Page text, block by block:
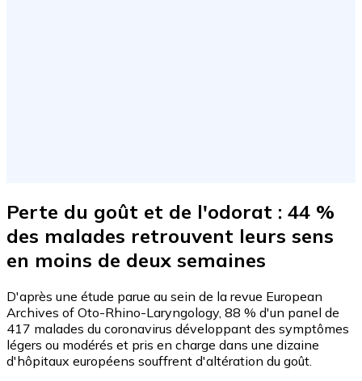
Perte du goût et de l'odorat : 44 %
des malades retrouvent leurs sens
en moins de deux semaines
D'après une étude parue au sein de la revue European
Archives of Oto-Rhino-Laryngology, 88 % d'un panel de
417 malades du coronavirus développant des symptômes
légers ou modérés et pris en charge dans une dizaine
d'hôpitaux européens souffrent d'altération du goût.